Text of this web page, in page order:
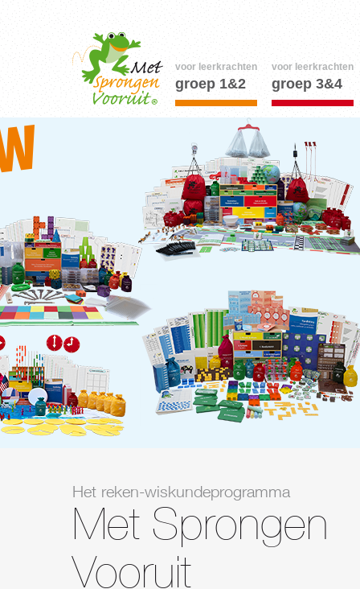
voor leerkrachten
groep 1&2
voor leerkrachten
groep 3&4
Het reken-wiskundeprogramma
Met Sprongen
Vooruit